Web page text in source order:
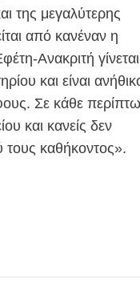
της μεγαλύτερης
από κανέναν η
Ανακριτή γίνεται
και είναι
Σε κάθε
και κανείς δεν
τους καθήκοντος».